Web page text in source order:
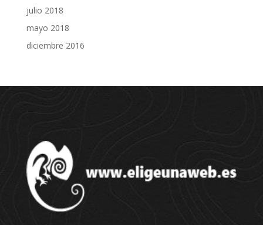
julio 2018
mayo 2018
diciembre 2016